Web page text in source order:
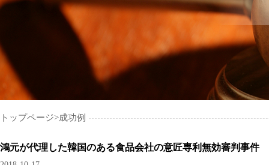
トップページ>成功例
鴻元が代理した韓国のある食品会社の意匠専利無効審判事件